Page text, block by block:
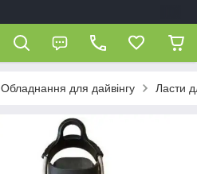
Обладнання для дайвінгу Ласти